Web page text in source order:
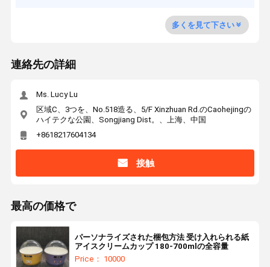
多くを見て下さい
連絡先の詳細
Ms. Lucy Lu
区域C、3つを、No.518造る、5/F Xinzhuan Rd.のCaohejingの
ハイテクな公園、Songjiang Dist。、上海、中国
+8618217604134
接触
最高の価格で
パーソナライズされた梱包方法 受け入れられる紙
アイスクリームカップ 180-700mlの全容量
Price： 10000